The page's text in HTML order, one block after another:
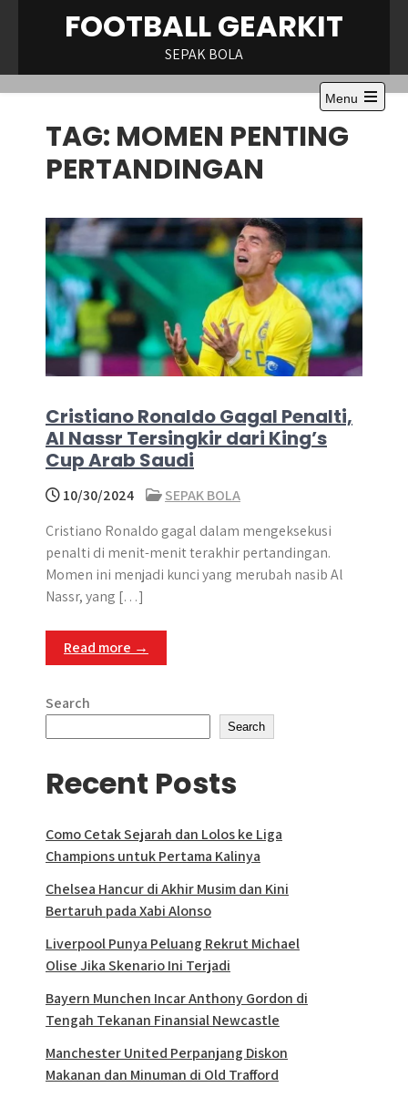
FOOTBALL GEARKIT
SEPAK BOLA
Menu
Open
TAG: MOMEN PENTING
PERTANDINGAN
Cristiano Ronaldo Gagal Penalti,
Al Nassr Tersingkir dari King’s
Cup Arab Saudi
10/30/2024
SEPAK BOLA
Cristiano Ronaldo gagal dalam mengeksekusi
penalti di menit-menit terakhir pertandingan.​
Momen ini menjadi kunci yang merubah nasib Al
Nassr, yang […]
Read more →
Search
Search
Recent Posts
Como Cetak Sejarah dan Lolos ke Liga
Champions untuk Pertama Kalinya
Chelsea Hancur di Akhir Musim dan Kini
Bertaruh pada Xabi Alonso
Liverpool Punya Peluang Rekrut Michael
Olise Jika Skenario Ini Terjadi
Bayern Munchen Incar Anthony Gordon di
Tengah Tekanan Finansial Newcastle
Manchester United Perpanjang Diskon
Makanan dan Minuman di Old Trafford